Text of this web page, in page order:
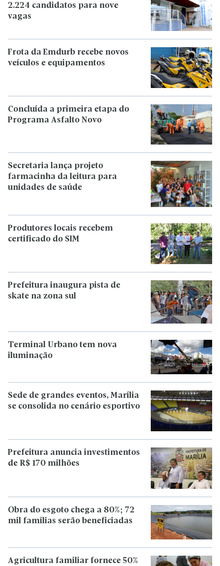
2.224 candidatos para nove
vagas
Frota da Emdurb recebe novos
veículos e equipamentos
Concluída a primeira etapa do
Programa Asfalto Novo
Secretaria lança projeto
farmacinha da leitura para
unidades de saúde
Produtores locais recebem
certificado do SIM
Prefeitura inaugura pista de
skate na zona sul
Terminal Urbano tem nova
iluminação
Sede de grandes eventos, Marília
se consolida no cenário esportivo
Prefeitura anuncia investimentos
de R$ 170 milhões
Obra do esgoto chega a 80%; 72
mil famílias serão beneficiadas
Agricultura familiar fornece 50%